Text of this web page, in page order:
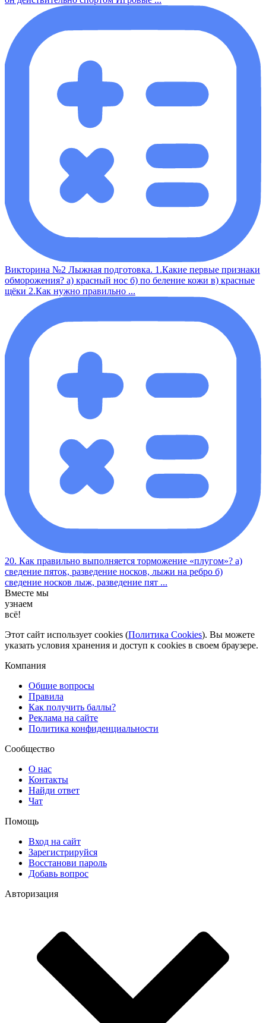
Викторина №2 Лыжная подготовка. 1.Какие первые признаки
обморожения? а) красный нос б) по беление кожи в) красные
щёки 2.Как нужно правильно ...
20. Как правильно выполняется торможение «плугом»? а)
сведение пяток, разведение носков, лыжи на ребро б)
сведение носков лыж, разведение пят ...
Вместе мы
узнаем
всё!
Этот сайт использует cookies (Политика Cookies). Вы можете
указать условия хранения и доступ к cookies в своем браузере.
Компания
Общие вопросы
Правила
Как получить баллы?
Реклама на сайте
Политика конфиденциальности
Сообщество
О нас
Контакты
Найди ответ
Чат
Помощь
Вход на сайт
Зарегистрируйся
Восстанови пароль
Добавь вопрос
Авторизация